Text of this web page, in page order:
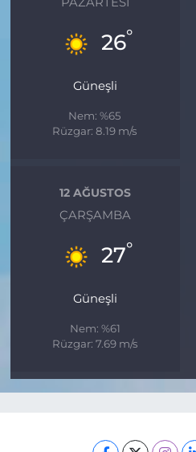
26°
Güneşli
Nem: %65
Rüzgar: 8.19 m/s
12 AĞUSTOS
ÇARŞAMBA
27°
Güneşli
Nem: %61
Rüzgar: 7.69 m/s